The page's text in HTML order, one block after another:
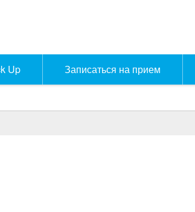
Up Записаться на прием